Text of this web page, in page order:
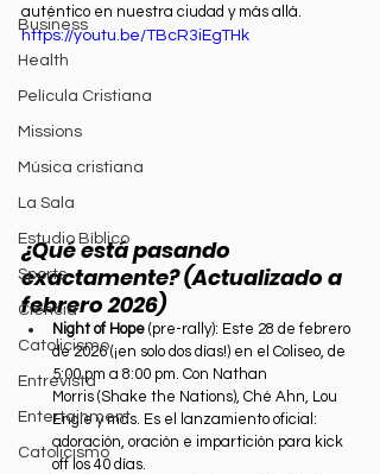
Business
Health
Película Cristiana
Missions
Música cristiana
La Sala
Estudio Bíblico
Sports
Ciencia
Catolicismo
Entrevista
Entertainment
Catolicismo
auténtico en nuestra ciudad y más allá.
https://youtu.be/TBcR3iEgTHk
¿Qué está pasando
exactamente? (Actualizado a
febrero 2026)
Night of Hope (pre-rally): Este 28 de febrero
de 2026 (¡en solo dos días!) en el Coliseo, de
5:00 pm a 8:00 pm. Con Nathan
Morris (Shake the Nations), Ché Ahn, Lou
Engle y más. Es el lanzamiento oficial:
adoración, oración e impartición para kick
off los 40 días.